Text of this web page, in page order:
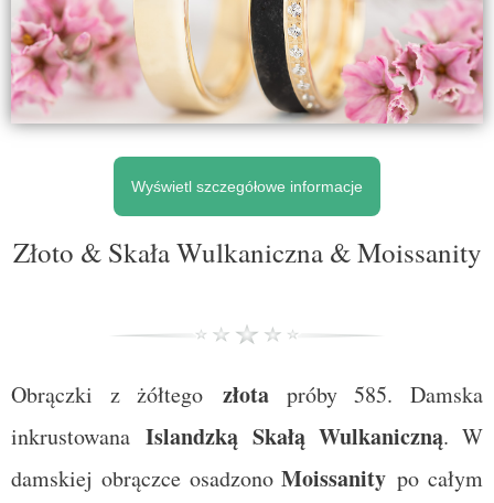
Wyświetl szczegółowe informacje
Złoto & Skała Wulkaniczna & Moissanity
Obrączki z żółtego złota próby 585. Damska
inkrustowanaIslandzką Skałą Wulkaniczną. W
damskiej obrączce osadzonoMoissanitypo całym